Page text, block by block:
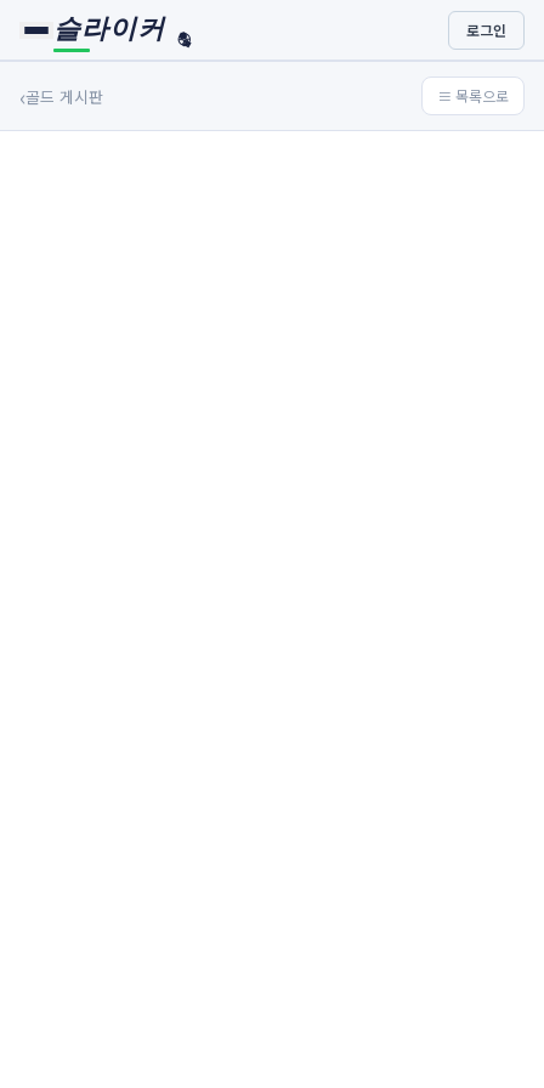
슬라이커 🏀
⚾ 로그인
‹골드 게시판 ≡ 목록으로